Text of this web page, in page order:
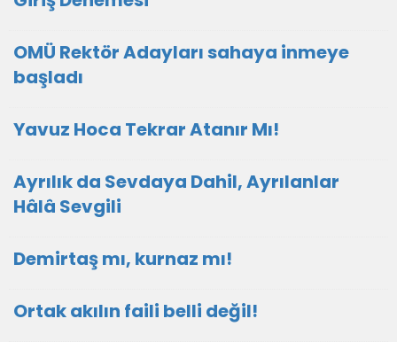
OMÜ Rektör Adayları sahaya inmeye
başladı
Yavuz Hoca Tekrar Atanır Mı!
Ayrılık da Sevdaya Dahil, Ayrılanlar
Hâlâ Sevgili
Demirtaş mı, kurnaz mı!
Ortak akılın faili belli değil!